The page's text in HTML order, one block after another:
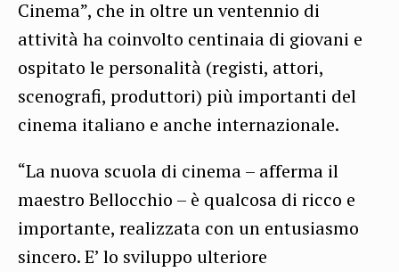
Cinema”, che in oltre un ventennio di
attività ha coinvolto centinaia di giovani e
ospitato le personalità (registi, attori,
scenografi, produttori) più importanti del
cinema italiano e anche internazionale.
“La nuova scuola di cinema – afferma il
maestro Bellocchio – è qualcosa di ricco e
importante, realizzata con un entusiasmo
sincero. E’ lo sviluppo ulteriore